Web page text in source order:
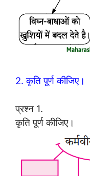
2. कृति पूर्ण कीजिए।
प्रश्न 1.
कृति पूर्ण कीजिए।